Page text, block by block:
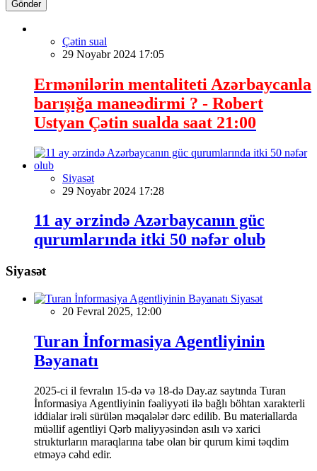
Göndər
Çətin sual
29 Noyabr 2024 17:05
Ermənilərin mentaliteti Azərbaycanla
barışığa maneədirmi ? - Robert
Ustyan Çətin sualda saat 21:00
Siyasət
29 Noyabr 2024 17:28
11 ay ərzində Azərbaycanın güc
qurumlarında itki 50 nəfər olub
Siyasət
Siyasət
20 Fevral 2025, 12:00
Turan İnformasiya Agentliyinin
Bəyanatı
2025-ci il fevralın 15-də və 18-də Day.az saytında Turan
İnformasiya Agentliyinin fəaliyyəti ilə bağlı böhtan xarakterli
iddialar irəli sürülən məqalələr dərc edilib. Bu materiallarda
müəllif agentliyi Qərb maliyyəsindən asılı və xarici
strukturların maraqlarına tabe olan bir qurum kimi təqdim
etməyə cəhd edir.